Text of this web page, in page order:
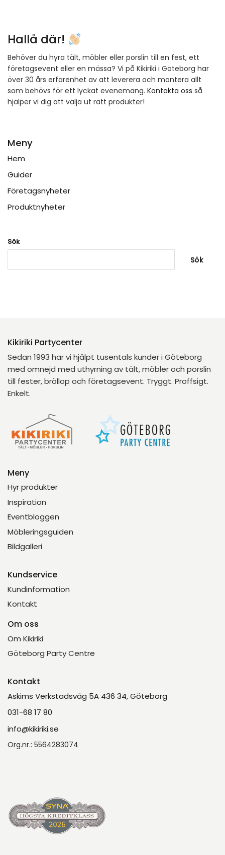
Hallå där!
Behöver du hyra tält, möbler eller porslin till en fest, ett
företagsevent eller en mässa? Vi på Kikiriki i Göteborg har
över 30 års erfarenhet av att leverera och montera allt
som behövs för ett lyckat evenemang. Kontakta oss så
hjälper vi dig att välja ut rätt produkter!
Meny
Hem
Guider
Företagsnyheter
Produktnyheter
Sök
Sök
Kikiriki Partycenter
Sedan 1993 har vi hjälpt tusentals kunder i Göteborg
med omnejd med uthyrning av tält, möbler och porslin
till fester, bröllop och företagsevent. Tryggt. Proffsigt.
Enkelt.
Meny
Hyr produkter
Inspiration
Eventbloggen
Möbleringsguiden
Bildgalleri
Kundservice
Kundinformation
Kontakt
Om oss
Om Kikiriki
Göteborg Party Centre
Kontakt
Askims Verkstadsväg 5A 436 34, Göteborg
031-68 17 80
info@kikiriki.se
Org.nr.: 5564283074